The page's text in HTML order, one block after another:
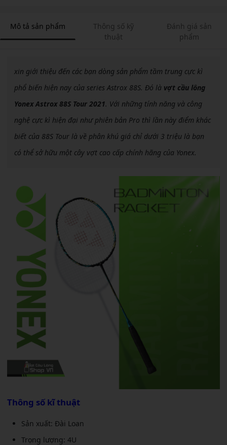
Mô tả sản phẩm
Thông số kỹ
thuật
Đánh giá sản
phẩm
xin giới thiệu đến các bạn dòng sản phẩm tầm trung cực kì
phổ biến hiện nay của series Astrox 88S. Đó là vợt cầu lông
Yonex Astrox 88S Tour 2021. Với những tính năng và công
nghệ cực kì hiện đại như phiên bản Pro thì lần này điểm khác
biết của 88S Tour là về phân khú giá chỉ dưới 3 triệu là bạn
có thể sở hữu một cây vợt cao cấp chính hãng của Yonex.
Thông số kĩ thuật
Sản xuất: Đài Loan
Trọng lượng: 4U